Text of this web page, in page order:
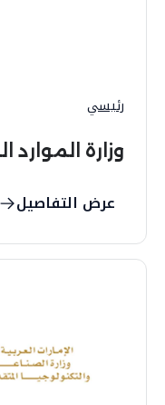
رئيسي
وزارة الموارد
عرض التفاصيل